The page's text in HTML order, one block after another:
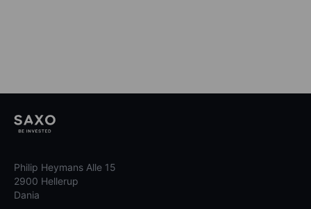
Philip Heymans Alle 15
2900 Hellerup
Dania